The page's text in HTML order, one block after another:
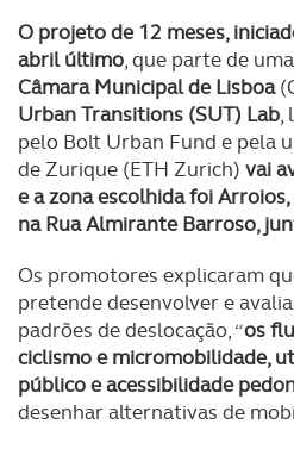
O projeto de 12 meses,
abril último, que parte de
Câmara Municipal de Lisboa
Urban Transitions (SUT) Lab,
pelo Bolt Urban Fund e pela
de Zurique (ETH Zurich) vai
e a zona escolhida foi
na Rua Almirante Barroso,
Os promotores explicaram
pretende desenvolver e
padrões de deslocação, “os
ciclismo e micromobilidade,
público e acessibilidade
desenhar alternativas de